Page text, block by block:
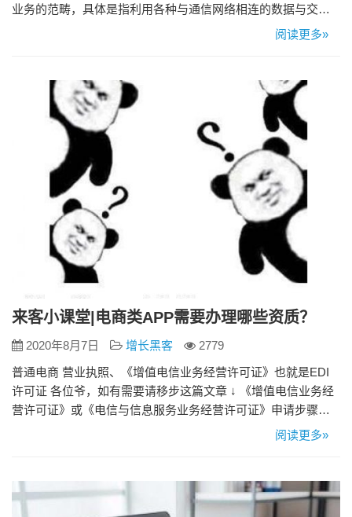
业务的范畴，具体是指利用各种与通信网络相连的数据与交
易、事务处理应用平台，通过通信网络为用户提供在线数据处
电信业务的范畴。 具体是指是…
阅读更多»
来客小课堂|电商类APP需要办理哪些资质？
2020年8月7日 增长黑客
2779
普通电商 营业执照、《增值电信业务经营许可证》也就是EDI
许可证 各位爷，如有需要请移步这篇文章 ↓ 《增值电信业务经
营许可证》或《电信与信息服务业务经营许可证》申请步骤及
资质 生鲜类电商 电商做生鲜需要办理个体工商户营业执照和食
监督管理部门提交下列材料： （一）食品经营许可申请书；
（二…
阅读更多»